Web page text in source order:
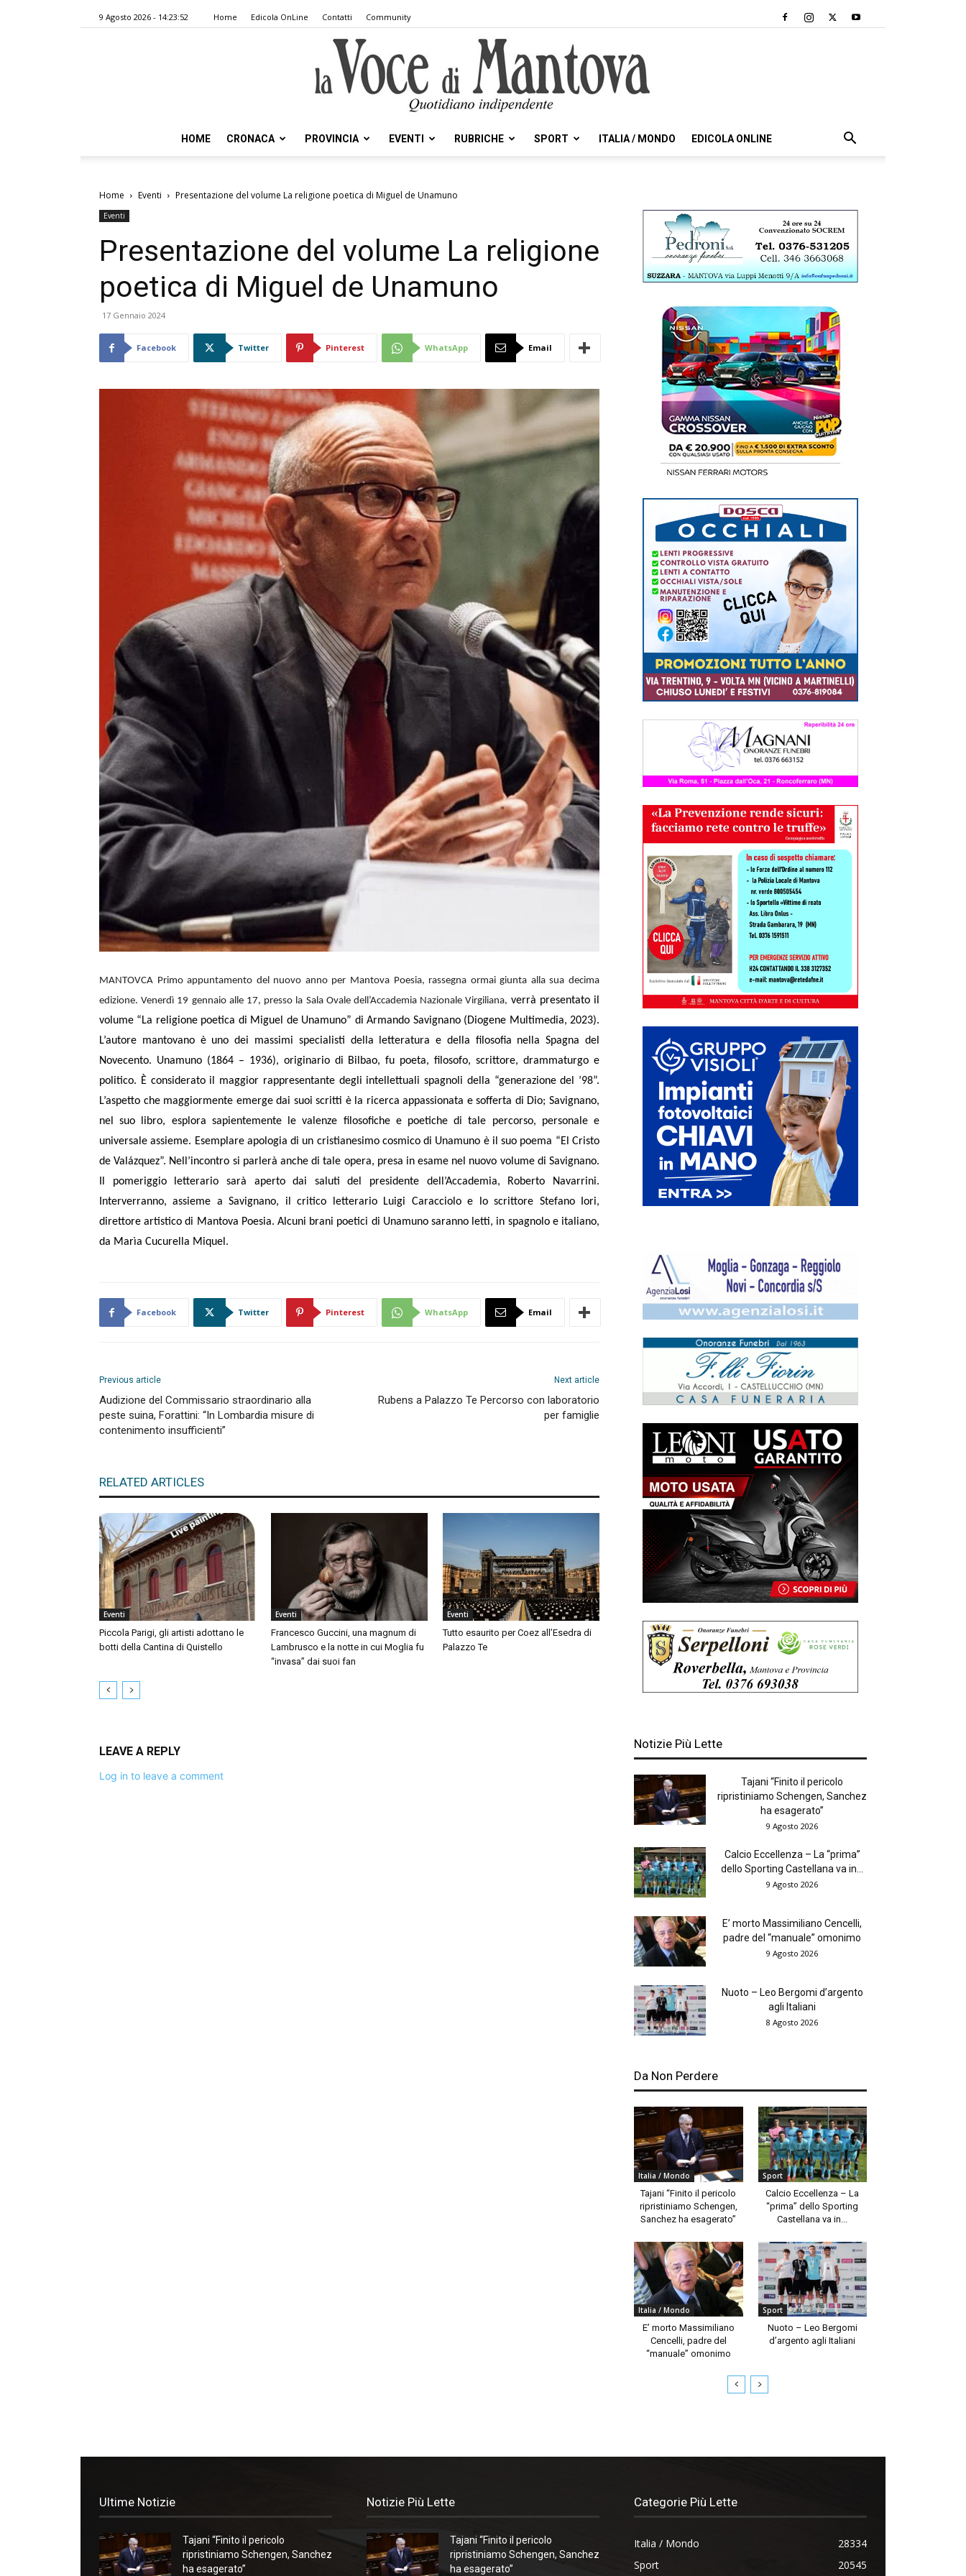
9 Agosto 2026 - 14:23:52 Home Edicola OnLine Contatti Community
Voce
HOME CRONACA PROVINCIA EVENTI RUBRICHE SPORT ITALIA / MONDO EDICOLA ONLINE
Home Eventi Presentazione del volume La religione poetica di Miguel de Unamuno
Eventi
Presentazione del volume La religione
poetica di Miguel de Unamuno
17 Gennaio 2024
Facebook Twitter Pinterest WhatsApp Email
MANTOVCA Primo appuntamento del nuovo anno per Mantova Poesia, rassegna ormai giunta alla sua decima
edizione. Venerdì 19 gennaio alle 17, presso la Sala Ovale dell’Accademia Nazionale Virgiliana, verrà presentato il
volume “La religione poetica di Miguel de Unamuno” di Armando Savignano (Diogene Multimedia, 2023).
L’autore mantovano è uno dei massimi specialisti della letteratura e della filosofia nella Spagna del
Novecento. Unamuno (1864 – 1936), originario di Bilbao, fu poeta, filosofo, scrittore, drammaturgo e
politico. È considerato il maggior rappresentante degli intellettuali spagnoli della “generazione del ’98”.
L’aspetto che maggiormente emerge dai suoi scritti è la ricerca appassionata e sofferta di Dio; Savignano,
nel suo libro, esplora sapientemente le valenze filosofiche e poetiche di tale percorso, personale e
universale assieme. Esemplare apologia di un cristianesimo cosmico di Unamuno è il suo poema “El Cristo
de Valázquez”. Nell’incontro si parlerà anche di tale opera, presa in esame nel nuovo volume di Savignano.
Il pomeriggio letterario sarà aperto dai saluti del presidente dell’Accademia, Roberto Navarrini.
Interverranno, assieme a Savignano, il critico letterario Luigi Caracciolo e lo scrittore Stefano Iori,
direttore artistico di Mantova Poesia. Alcuni brani poetici di Unamuno saranno letti, in spagnolo e italiano,
da Marìa Cucurella Miquel.
Facebook Twitter Pinterest WhatsApp Email
Previous article
Audizione del Commissario straordinario alla
peste suina, Forattini: “In Lombardia misure di
contenimento insufficienti”
Next article
Rubens a Palazzo Te Percorso con laboratorio
per famiglie
RELATED ARTICLES
Eventi
Piccola Parigi, gli artisti adottano le
botti della Cantina di Quistello
Eventi
Francesco Guccini, una magnum di
Lambrusco e la notte in cui Moglia fu
“invasa” dai suoi fan
Eventi
Tutto esaurito per Coez all’Esedra di
Palazzo Te
LEAVE A REPLY
Log in to leave a comment
Notizie Più Lette
Tajani “Finito il pericolo
ripristiniamo Schengen, Sanchez
ha esagerato”
9 Agosto 2026
Calcio Eccellenza – La “prima”
dello Sporting Castellana va in...
9 Agosto 2026
E’ morto Massimiliano Cencelli,
padre del “manuale” omonimo
9 Agosto 2026
Nuoto – Leo Bergomi d’argento
agli Italiani
8 Agosto 2026
Da Non Perdere
Italia / Mondo
Tajani “Finito il pericolo
ripristiniamo Schengen,
Sanchez ha esagerato”
Sport
Calcio Eccellenza – La
“prima” dello Sporting
Castellana va in...
Italia / Mondo
E’ morto Massimiliano
Cencelli, padre del
“manuale” omonimo
Sport
Nuoto – Leo Bergomi
d’argento agli Italiani
Ultime Notizie
Tajani “Finito il pericolo
ripristiniamo Schengen, Sanchez
ha esagerato”
Notizie Più Lette
Tajani “Finito il pericolo
ripristiniamo Schengen, Sanchez
ha esagerato”
Categorie Più Lette
Italia / Mondo
28334
Sport
20545